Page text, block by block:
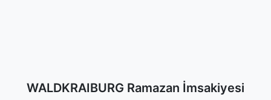
WALDKRAIBURG Ramazan İmsakiyesi